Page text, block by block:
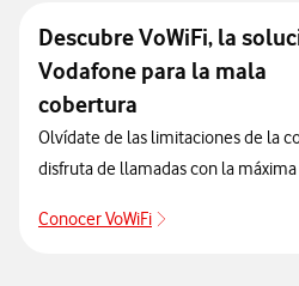
Descubre VoWiFi, la
Vodafone para la mala
cobertura
Olvídate de las limitaciones de la
disfruta de llamadas con la
Conocer VoWiFi